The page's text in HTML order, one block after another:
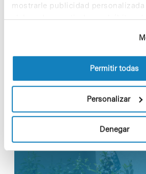
mostrarle publicidad
elaborado a partir de sus hábitos
información sobre las cookies
la Política de cookies del sitio web.
Permitir todas
Personalizar
Denegar
Noticias más vistas